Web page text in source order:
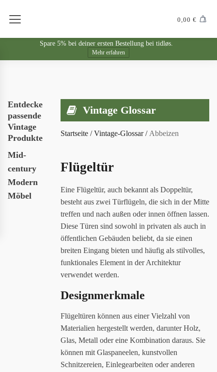
0,00 €
Spare 5% bei deiner ersten Bestellung bei tidløs.
Mehr erfahren
Entdecke
passende
Vintage
Produkte
Mid-
century
Modern
Möbel
Vintage Glossar
Startseite /Vintage-Glossar/ Abbeizen
Flügeltür
Eine Flügeltür, auch bekannt als Doppeltür,
besteht aus zwei Türflügeln, die sich in der Mitte
treffen und nach außen oder innen öffnen lassen.
Diese Türen sind sowohl in privaten als auch in
öffentlichen Gebäuden beliebt, da sie einen
breiten Eingang bieten und häufig als stilvolles,
funktionales Element in der Architektur
verwendet werden.
Designmerkmale
Flügeltüren können aus einer Vielzahl von
Materialien hergestellt werden, darunter Holz,
Glas, Metall oder eine Kombination daraus. Sie
können mit Glaspaneelen, kunstvollen
Schnitzereien, Einlegearbeiten oder anderen